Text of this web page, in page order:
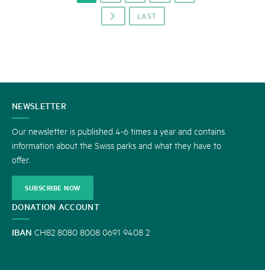
p LAST
CONTACT
US
NEWSLETTER
Our newsletter is published 4-6 times a year and contains
information about the Swiss parks and what they have to
offer.
SUBSCRIBE NOW
DONATION ACCOUNT
IBAN CH82 8080 8008 0691 9408 2